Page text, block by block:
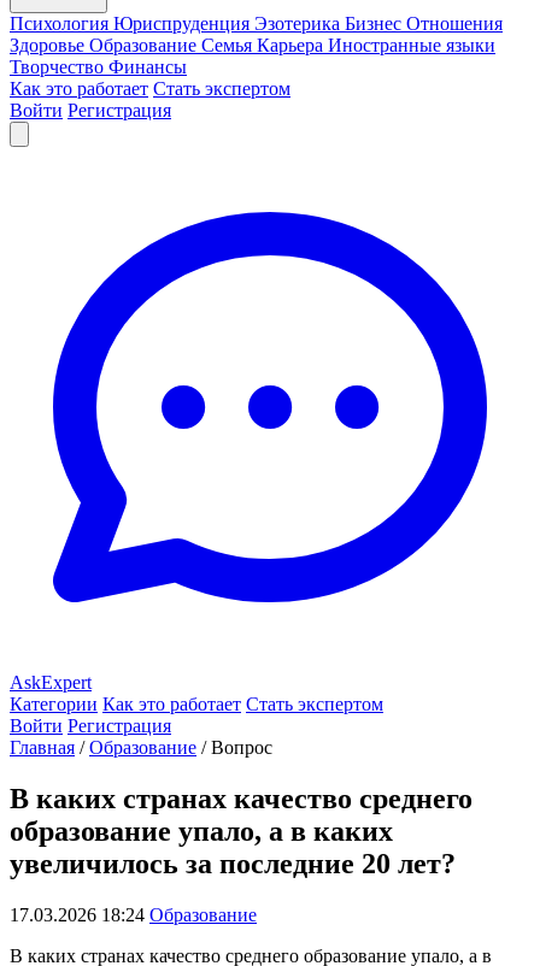
Психология Юриспруденция Эзотерика Бизнес Отношения
Здоровье Образование Семья Карьера Иностранные языки
Творчество Финансы
Как это работает Стать экспертом
Войти Регистрация
AskExpert
Категории Как это работает Стать экспертом
Войти Регистрация
Главная / Образование / Вопрос
В каких странах качество среднего
образование упало, а в каких
увеличилось за последние 20 лет?
17.03.2026 18:24 Образование
В каких странах качество среднего образование упало, а в